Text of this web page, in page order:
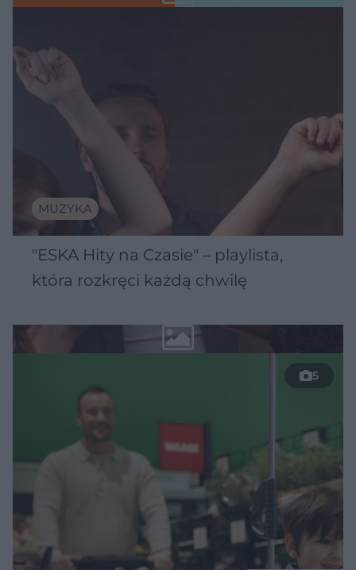
MUZYKA
"ESKA Hity na Czasie" – playlista,
która rozkręci każdą chwilę
5